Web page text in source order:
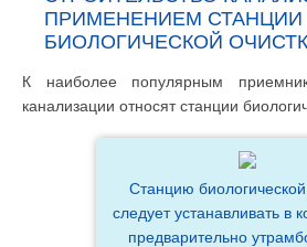
ПРИМЕНЕНИЕМ СТАНЦИИ
БИОЛОГИЧЕСКОЙ
К наиболее популярным
канализации относят станции
Станцию биологической
следует устанавливать в
предварительно